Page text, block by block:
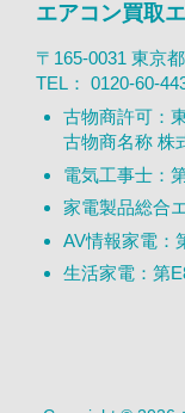
エアコン買取
〒165-0031 東京
TEL： 0120-60-
古物商許可：
古物商名称 株
電気工事士：
家電製品総合
AV情報家電：
生活家電：第